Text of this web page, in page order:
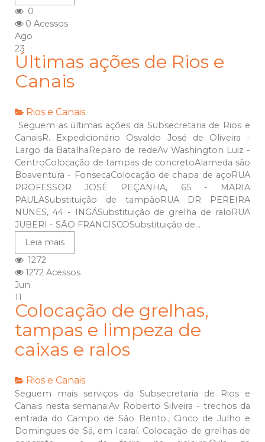
0
0 Acessos
Ago
23
Últimas ações de Rios e
Canais
Rios e Canais
Seguem as últimas ações da Subsecretaria de Rios e
CanaisR. Expedicionário Osvaldo José de Oliveira -
Largo da BatalhaReparo de redeAv Washington Luiz -
CentroColocação de tampas de concretoAlameda são
Boaventura - FonsecaColocação de chapa de açoRUA
PROFESSOR JOSÉ PEÇANHA, 65 - MARIA
PAULASubstituição de tampãoRUA DR PEREIRA
NUNES, 44 - INGÁSubstituição de grelha de raloRUA
JUBERI - SÃO FRANCISCOSubstituição de...
Leia mais
1272
1272 Acessos
Jun
11
Colocação de grelhas,
tampas e limpeza de
caixas e ralos
Rios e Canais
Seguem mais serviços da Subsecretaria de Rios e
Canais nesta semana:Av Roberto Silveira - trechos da
entrada do Campo de São Bento., Cinco de Julho e
Domingues de Sá, em Icaraí. Colocação de grelhas de